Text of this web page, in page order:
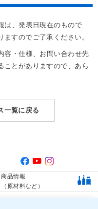
は、発表日現在のもので
すのでご了承ください。
容・仕様、お問い合わせ先
ことがありますので、あら
一覧に戻る
商品情報
（原材料など）